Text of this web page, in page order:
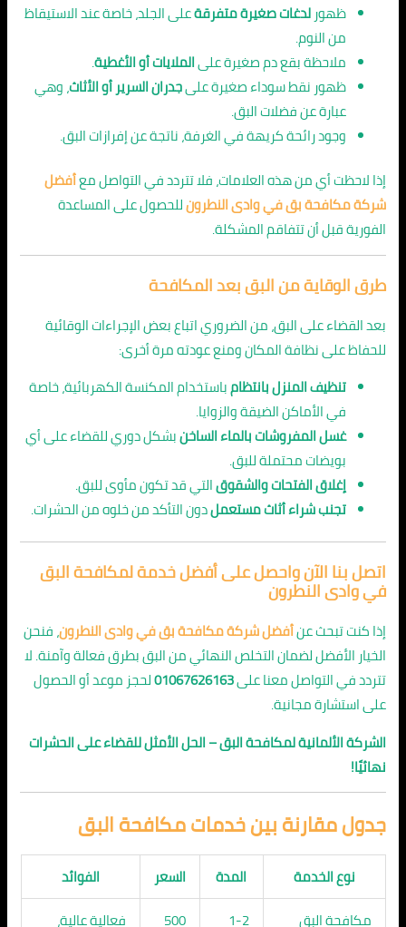
ظهورلدغات صغيرة متفرقةعلى الجلد، خاصة عند الاستيقاظ
من النوم.
ملاحظة بقع دم صغيرة علىالملايات أو الأغطية.
ظهور نقط سوداء صغيرة علىجدران السرير أو الأثاث، وهي
عبارة عن فضلات البق.
وجود رائحة كريهة في الغرفة، ناتجة عن إفرازات البق.
إذا لاحظت أي من هذه العلامات، فلا تتردد في التواصل معأفضل
شركة مكافحة بق في وادى النطرونللحصول على المساعدة
الفورية قبل أن تتفاقم المشكلة.
طرق الوقاية من البق بعد المكافحة
بعد القضاء على البق، من الضروري اتباع بعض الإجراءات الوقائية
للحفاظ على نظافة المكان ومنع عودته مرة أخرى:
تنظيف المنزل بانتظامباستخدام المكنسة الكهربائية، خاصة
في الأماكن الضيقة والزوايا.
غسل المفروشات بالماء الساخنبشكل دوري للقضاء على أي
بويضات محتملة للبق.
إغلاق الفتحات والشقوقالتي قد تكون مأوى للبق.
تجنب شراء أثاث مستعملدون التأكد من خلوه من الحشرات.
اتصل بنا الآن واحصل على أفضل خدمة لمكافحة البق
في وادى النطرون
إذا كنت تبحث عنأفضل شركة مكافحة بق في وادى النطرون، فنحن
الخيار الأفضل لضمان التخلص النهائي من البق بطرق فعالة وآمنة. لا
تتردد في التواصل معنا على01067626163لحجز موعد أو الحصول
على استشارة مجانية.
الشركة الألمانية لمكافحة البق – الحل الأمثل للقضاء على الحشرات
نهائيًا!
جدول مقارنة بين خدمات مكافحة البق
نوع الخدمة المدة السعر
الفوائد
مكافحة البق
1-2
500 فعالية عالية،